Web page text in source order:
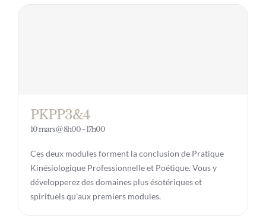
PKPP3&4
10 mars @ 8h00- 17h00
Ces deux modules forment la conclusion de Pratique
Kinésiologique Professionnelle et Poétique. Vous y
développerez des domaines plus ésotériques et
spirituels qu’aux premiers modules.